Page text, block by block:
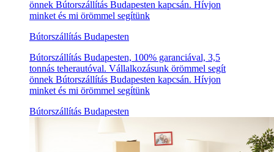
önnek Bútorszállítás Budapesten kapcsán. Hívjon
minket és mi örömmel segítünk
Bútorszállítás Budapesten
Bútorszállítás Budapesten, 100% garanciával, 3,5
tonnás teherautóval. Vállalkozásunk örömmel segít
önnek Bútorszállítás Budapesten kapcsán. Hívjon
minket és mi örömmel segítünk
Bútorszállítás Budapesten